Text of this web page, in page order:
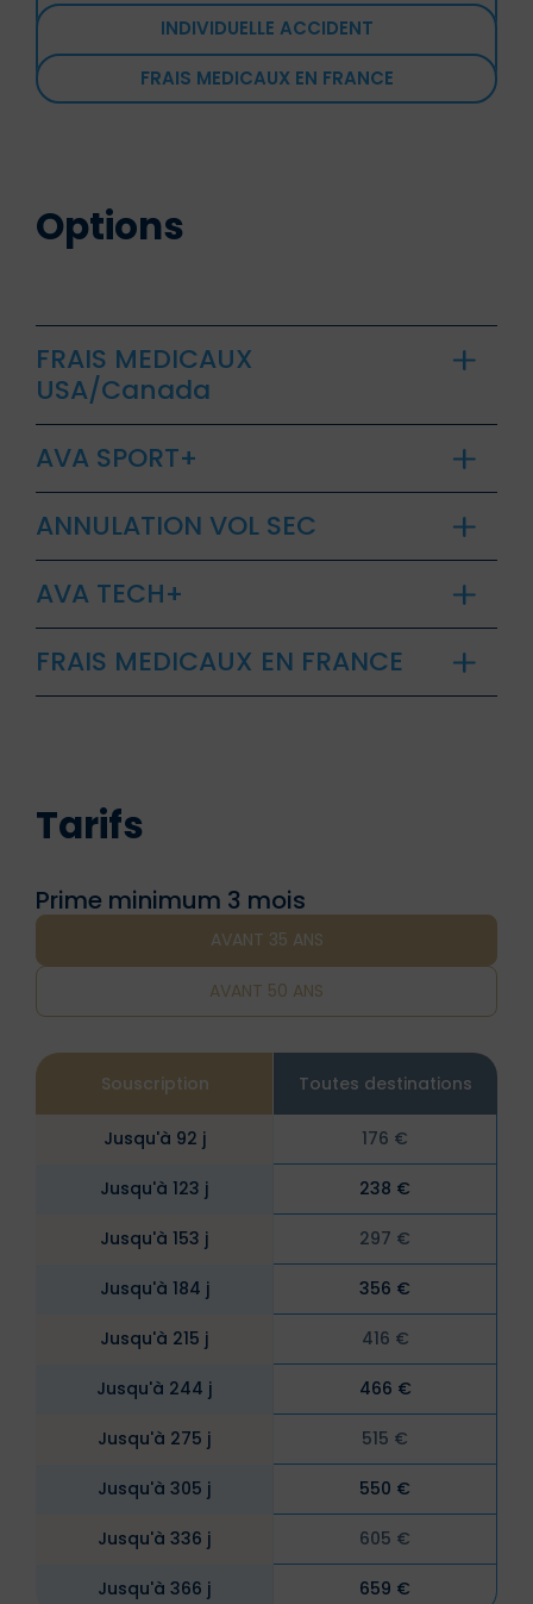
INDIVIDUELLE ACCIDENT
FRAIS MEDICAUX EN FRANCE
Options
FRAIS MEDICAUX
USA/Canada
AVA SPORT+
ANNULATION VOL SEC
AVA TECH+
FRAIS MEDICAUX EN FRANCE
Tarifs
Prime minimum 3 mois
AVANT 35 ANS
AVANT 50 ANS
Souscription Toutes destinations
Jusqu'à 92 j 176 €
Jusqu'à 123 j 238 €
Jusqu'à 153 j 297 €
Jusqu'à 184 j 356 €
Jusqu'à 215 j 416 €
Jusqu'à 244 j 466 €
Jusqu'à 275 j 515 €
Jusqu'à 305 j 550 €
Jusqu'à 336 j 605 €
Jusqu'à 366 j 659 €
Souscription Toutes destinations
Jusqu'à 92 j
Jusqu'à 123 j
Jusqu'à 153 j
Jusqu'à 184 j
Jusqu'à 215 j
Jusqu'à 244 j
Jusqu'à 275 j
Jusqu'à 305 j
Jusqu'à 336 j
Jusqu'à 366 j